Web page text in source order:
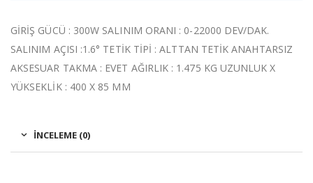
GİRİŞ GÜCÜ : 300W SALINIM ORANI : 0-22000 DEV/DAK.
SALINIM AÇISI :1.6° TETİK TİPİ : ALTTAN TETİK ANAHTARSIZ
AKSESUAR TAKMA : EVET AĞIRLIK : 1.475 KG UZUNLUK X
YÜKSEKLİK : 400 X 85 MM
İNCELEME (0)